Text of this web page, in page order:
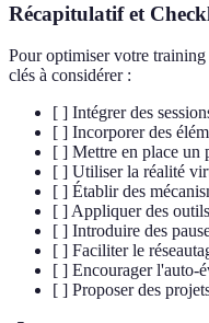
Récapitulatif et
Pour optimiser votre
clés à considérer :
[ ] Intégrer des
[ ] Incorporer des
[ ] Mettre en place un
[ ] Utiliser la réalité
[ ] Établir des
[ ] Appliquer des
[ ] Introduire des
[ ] Faciliter le
[ ] Encourager l'auto-
[ ] Proposer des